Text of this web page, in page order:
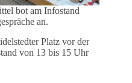
bot am Infostand
an.
Platz vor der
von 13 bis 15 Uhr